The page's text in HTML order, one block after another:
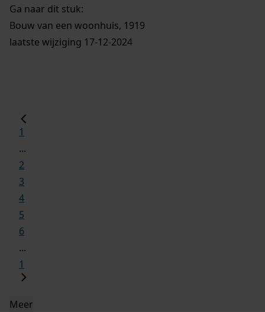
Ga naar dit stuk:
Bouw van een woonhuis, 1919
laatste wijziging 17-12-2024
1
...
2
3
4
5
6
...
1
Meer